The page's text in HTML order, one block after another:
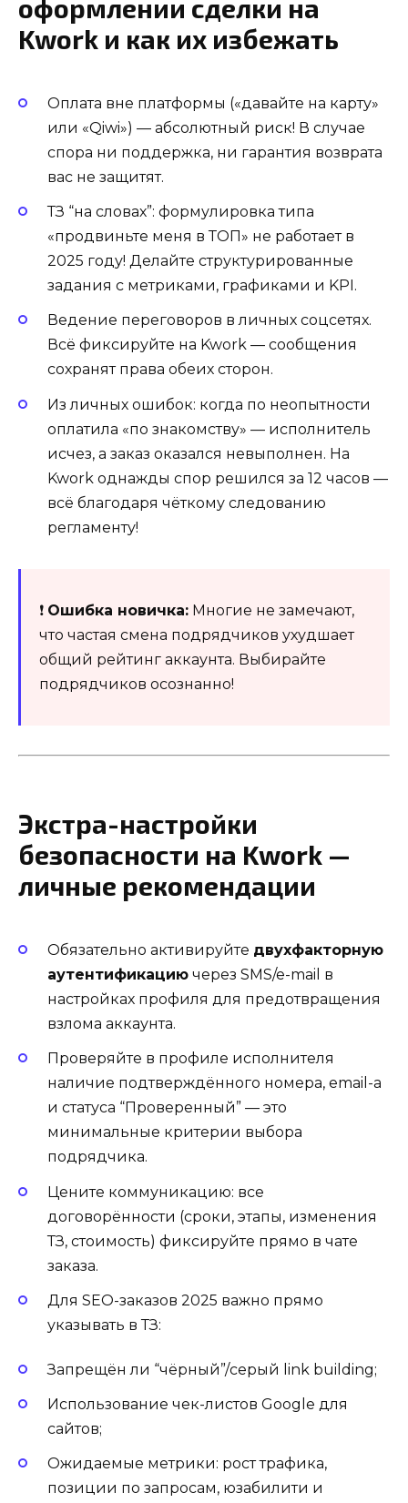
оформлении сделки на
Kwork и как их избежать
Оплата вне платформы («давайте на карту»
или «Qiwi») — абсолютный риск! В случае
спора ни поддержка, ни гарантия возврата
вас не защитят.
ТЗ “на словах”: формулировка типа
«продвиньте меня в ТОП» не работает в
2025 году! Делайте структурированные
задания с метриками, графиками и KPI.
Ведение переговоров в личных соцсетях.
Всё фиксируйте на Kwork — сообщения
сохранят права обеих сторон.
Из личных ошибок: когда по неопытности
оплатила «по знакомству» — исполнитель
исчез, а заказ оказался невыполнен. На
Kwork однажды спор решился за 12 часов —
всё благодаря чёткому следованию
регламенту!
❗ Ошибка новичка: Многие не замечают,
что частая смена подрядчиков ухудшает
общий рейтинг аккаунта. Выбирайте
подрядчиков осознанно!
Экстра-настройки
безопасности на Kwork —
личные рекомендации
Обязательно активируйте двухфакторную
аутентификацию через SMS/e-mail в
настройках профиля для предотвращения
взлома аккаунта.
Проверяйте в профиле исполнителя
наличие подтверждённого номера, email-а
и статуса “Проверенный” — это
минимальные критерии выбора
подрядчика.
Цените коммуникацию: все
договорённости (сроки, этапы, изменения
ТЗ, стоимость) фиксируйте прямо в чате
заказа.
Для SEO-заказов 2025 важно прямо
указывать в ТЗ:
Запрещён ли “чёрный”/серый link building;
Использование чек-листов Google для
сайтов;
Ожидаемые метрики: рост трафика,
позиции по запросам, юзабилити и